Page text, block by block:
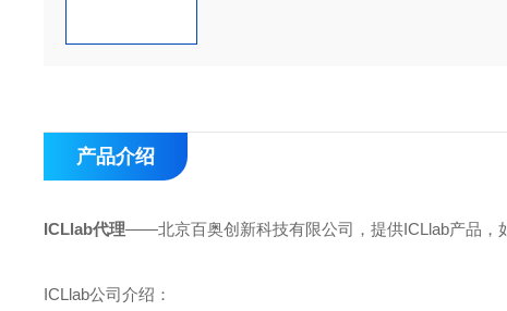
产品介绍
ICLlab代理——北京百奥创新科技有限公司，提供ICLlab产品，
ICLlab公司介绍：